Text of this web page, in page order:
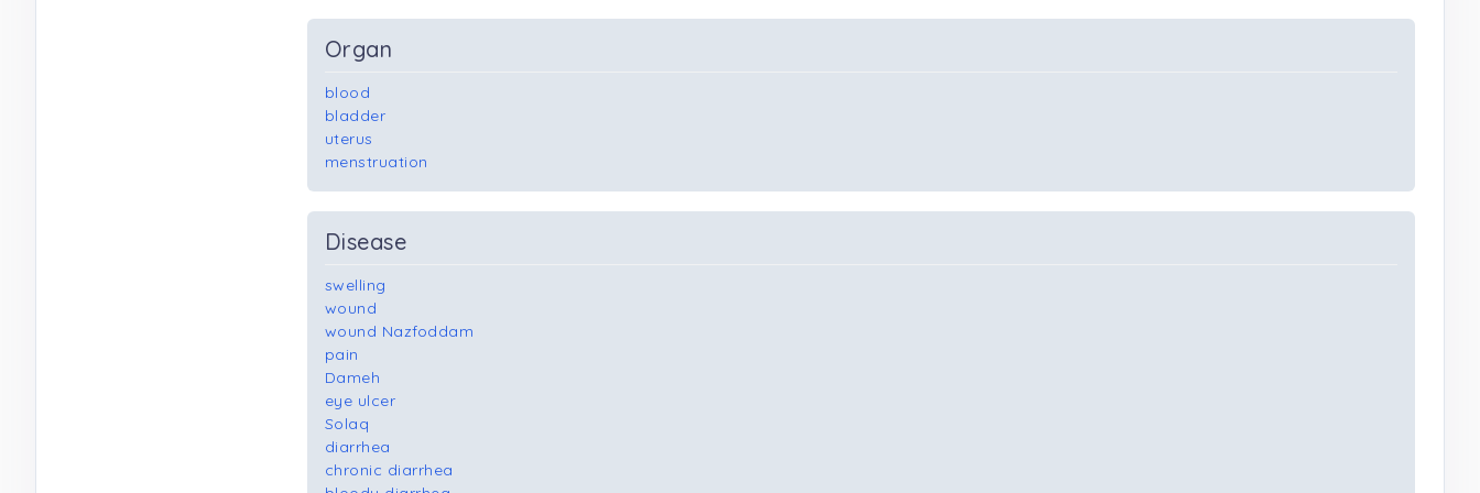
Organ
blood
bladder
uterus
menstruation
Disease
swelling
wound
wound Nazfoddam
pain
Dameh
eye ulcer
Solaq
diarrhea
chronic diarrhea